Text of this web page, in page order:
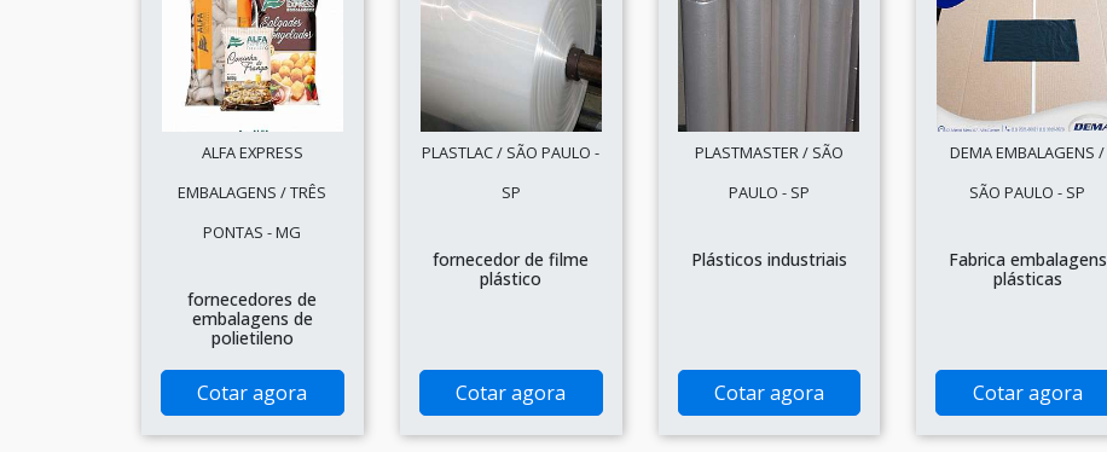
ALFA EXPRESS
EMBALAGENS / TRÊS
PONTAS - MG
fornecedores de
embalagens de
polietileno
Cotar agora
PLASTLAC / SÃO PAULO -
SP
fornecedor de filme
plástico
Cotar agora
PLASTMASTER / SÃO
PAULO - SP
Plásticos industriais
Cotar agora
DEMA EMBALAGENS /
SÃO PAULO - SP
Fabrica embalagens
plásticas
Cotar agora